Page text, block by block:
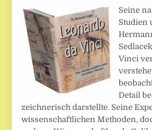
Seine
Studien
Vinci
Detail
zeichnerisch darstellte. Seine
wissenschaftlichen Methoden,